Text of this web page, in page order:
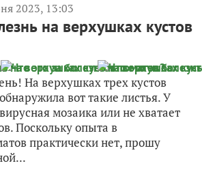
2023, 13:03
на верхушках кустов
На верхушках трех кустов
вот такие листья. У
мозаика или не хватает
Поскольку опыта в
практически нет, прошу